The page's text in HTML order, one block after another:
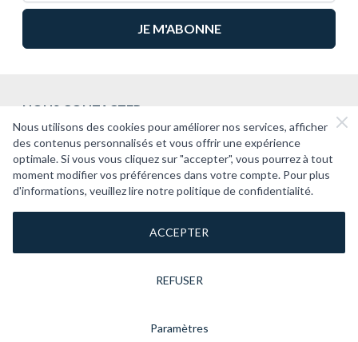
Nous utilisons des cookies pour améliorer nos services, afficher
des contenus personnalisés et vous offrir une expérience
optimale. Si vous vous cliquez sur "accepter", vous pourrez à tout
moment modifier vos préférences dans votre compte. Pour plus
d'informations, veuillez lire notre politique de confidentialité.
ACCEPTER
REFUSER
Paramètres
NOUS CONTACTER
2CV PASSION
SUPPORT